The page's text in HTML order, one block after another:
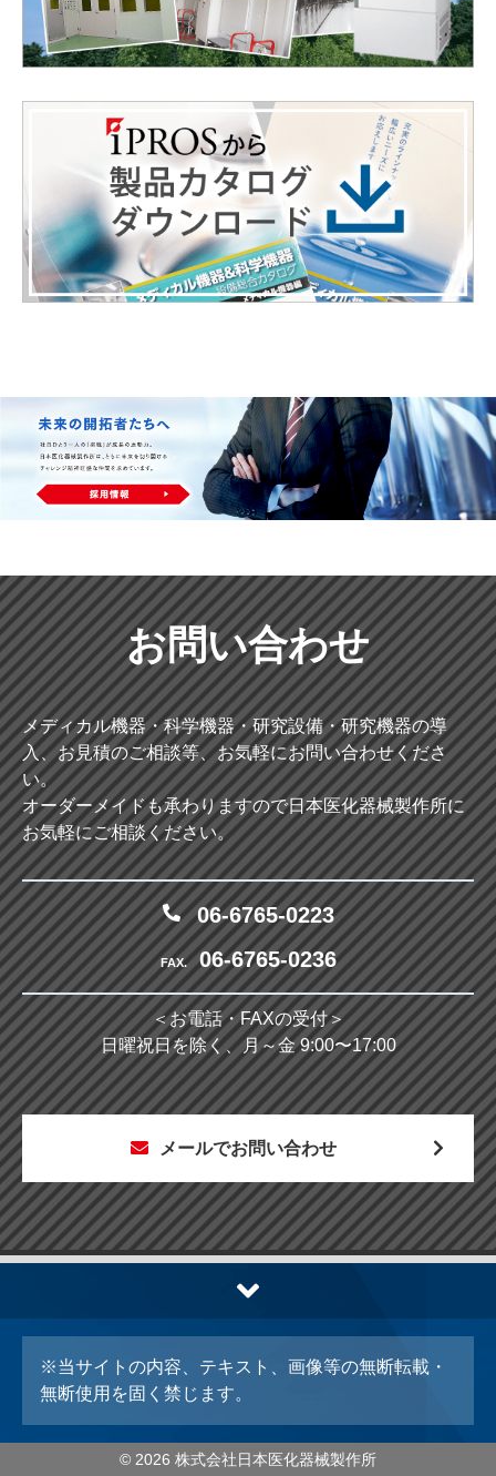
お問い合わせ
メディカル機器・科学機器・研究設備・研究機器の導
入、お見積のご相談等、お気軽にお問い合わせくださ
い。
オーダーメイドも承わりますので日本医化器械製作所に
お気軽にご相談ください。
06-6765-0223
FAX. 06-6765-0236
＜お電話・FAXの受付＞
日曜祝日を除く、月～金 9:00〜17:00
メールでお問い合わせ
※当サイトの内容、テキスト、画像等の無断転載・
無断使用を固く禁じます。
© 2026 株式会社日本医化器械製作所